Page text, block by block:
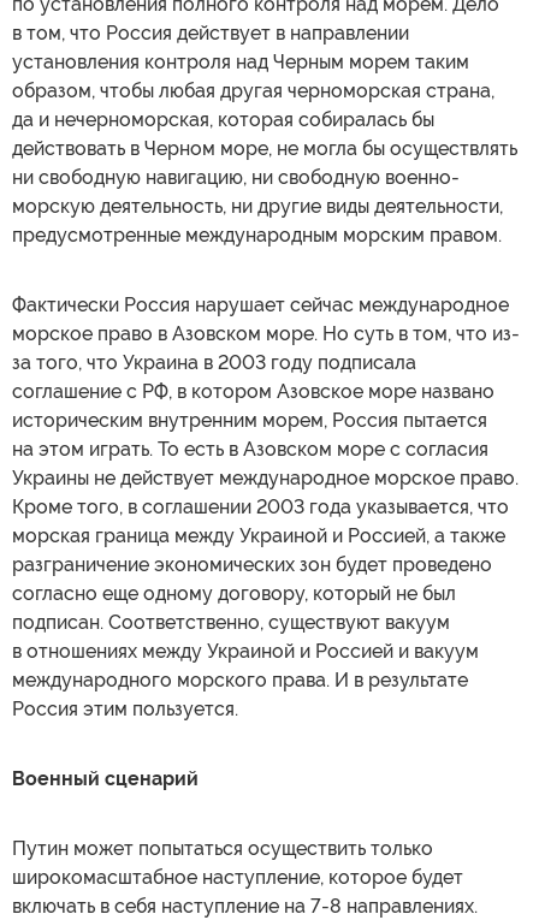
в том, что Россия действует в направлении
установления контроля над Черным морем таким
образом, чтобы любая другая черноморская страна,
да и нечерноморская, которая собиралась бы
действовать в Черном море, не могла бы осуществлять
ни свободную навигацию, ни свободную военно-
морскую деятельность, ни другие виды деятельности,
предусмотренные международным морским правом.
Фактически Россия нарушает сейчас международное
морское право в Азовском море. Но суть в том, что из-
за того, что Украина в 2003 году подписала
соглашение с РФ, в котором Азовское море названо
историческим внутренним морем, Россия пытается
на этом играть. То есть в Азовском море с согласия
Украины не действует международное морское право.
Кроме того, в соглашении 2003 года указывается, что
морская граница между Украиной и Россией, а также
разграничение экономических зон будет проведено
согласно еще одному договору, который не был
подписан. Соответственно, существуют вакуум
в отношениях между Украиной и Россией и вакуум
международного морского права. И в результате
Россия этим пользуется.
Военный сценарий
Путин может попытаться осуществить только
широкомасштабное наступление, которое будет
включать в себя наступление на 7-8 направлениях.